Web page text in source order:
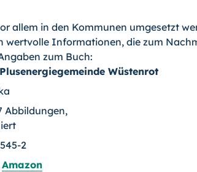
allem in den Kommunen umgesetzt
wertvolle Informationen, die zum
zum Buch:
Wüstenrot
Abbildungen,
2
Amazon